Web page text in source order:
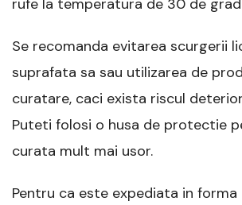
rufe la temperatura de 30 de
Se recomanda evitarea scurgerii
suprafata sa sau utilizarea de
curatare, caci exista riscul
Puteti folosi o husa de protectie
curata mult mai usor.
Pentru ca este expediata in